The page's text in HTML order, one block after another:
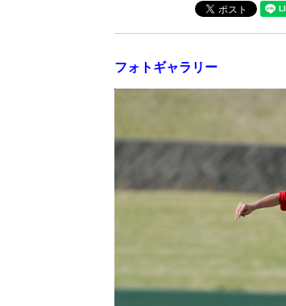
フォトギャラリー